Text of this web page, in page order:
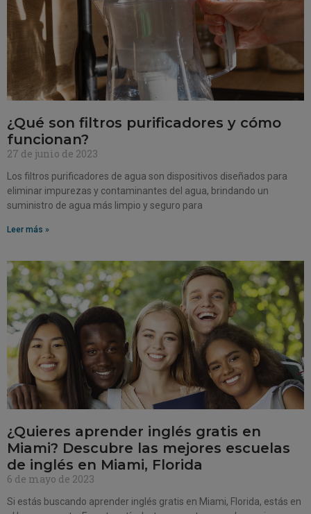
¿Qué son filtros purificadores y cómo
funcionan?
27 de junio de 2023
Los filtros purificadores de agua son dispositivos diseñados para
eliminar impurezas y contaminantes del agua, brindando un
suministro de agua más limpio y seguro para
Leer más »
¿Quieres aprender inglés gratis en
Miami? Descubre las mejores escuelas
de inglés en Miami, Florida
6 de mayo de 2023
Si estás buscando aprender inglés gratis en Miami, Florida, estás en